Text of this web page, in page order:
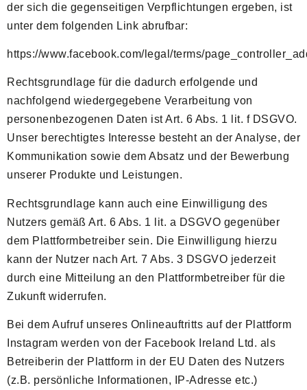
der sich die gegenseitigen Verpflichtungen ergeben, ist
unter dem folgenden Link abrufbar:
https://www.facebook.com/legal/terms/
Rechtsgrundlage für die dadurch erfolgende und
nachfolgend wiedergegebene Verarbeitung von
personenbezogenen Daten ist Art. 6 Abs. 1 lit. f DSGVO.
Unser berechtigtes Interesse besteht an der Analyse, der
Kommunikation sowie dem Absatz und der Bewerbung
unserer Produkte und Leistungen.
Rechtsgrundlage kann auch eine Einwilligung des
Nutzers gemäß Art. 6 Abs. 1 lit. a DSGVO gegenüber
dem Plattformbetreiber sein. Die Einwilligung hierzu
kann der Nutzer nach Art. 7 Abs. 3 DSGVO jederzeit
durch eine Mitteilung an den Plattformbetreiber für die
Zukunft widerrufen.
Bei dem Aufruf unseres Onlineauftritts auf der Plattform
Instagram werden von der Facebook Ireland Ltd. als
Betreiberin der Plattform in der EU Daten des Nutzers
(z.B. persönliche Informationen, IP-Adresse etc.)